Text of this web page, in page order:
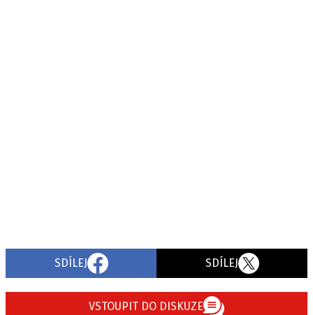
SDÍLEJ SDÍLEJ
VSTOUPIT DO DISKUZE